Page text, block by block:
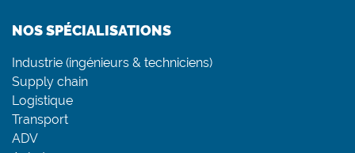
NOS SPÉCIALISATIONS
Industrie (ingénieurs & techniciens)
Supply chain
Logistique
Transport
ADV